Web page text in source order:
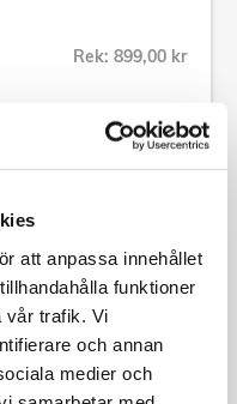
att anpassa innehållet
funktioner
vår trafik. Vi
och annan
medier och
Rek: 899,00 kr